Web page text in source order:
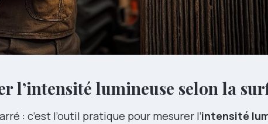
l’intensité lumineuse selon la
: c’est l’outil pratique pour mesurer l’intensité